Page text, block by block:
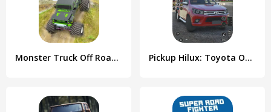
Monster Truck Off Road Racing Pickup Hilux: Toyota Off Road